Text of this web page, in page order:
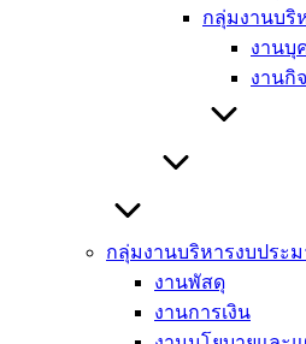
กลุ่มงานบริ
งานบุ
งานกิ
กลุ่มงานบริหารงบประ
งานพัสดุ
งานการเงิน